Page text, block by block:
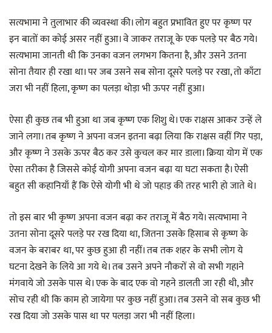
सत्यभामा ने तुलाभार की व्यवस्था की। लोग बहुत प्रभावित हुए पर कृष्ण पर
इन बातों का कोई असर नहीं हुआ। वे जाकर तराजू के एक पलड़े पर बैठ गये।
सत्यभामा जानती थी कि उनका वजन लगभग कितना है, और उसने उतना
सोना तैयार ही रखा था। पर जब उसने सब सोना दूसरे पलड़े पर रखा, तो काँटा
जरा भी नहीं हिला, कृष्ण का पलड़ा थोड़ा भी ऊपर नहीं हुआ।
ऐसा ही कुछ तब भी हुआ था जब कृष्ण एक शिशु थे। एक राक्षस आकर उन्हें ले
जाने लगा। तब कृष्ण ने अपना वजन इतना बढ़ा लिया कि राक्षस वहीं गिर पड़ा,
और कृष्ण ने उसके ऊपर बैठ कर उसे कुचल कर मार डाला। क्रिया योग में एक
ऐसा तरीका है जिससे कोई योगी अपना वजन बढ़ा या घटा सकता है। ऐसी
बहुत सी कहानियाँ हैं कि ऐसे योगी भी थे जो पहाड़ की तरह भारी हो जाते थे।
तो इस बार भी कृष्ण अपना वजन बढ़ा कर तराजू में बैठ गये। सत्यभामा ने
उतना सोना दूसरे पलड़े पर रख दिया था, जितना उसके हिसाब से कृष्ण के
वजन के बराबर था, पर कुछ हुआ ही नहीं। तब तक शहर के सभी लोग ये
घटना देखने के लिये आ गये थे। तब उसने अपने नौकरों से वो सभी गहIने
मंगवाये जो उसके पास थे। एक के बाद एक वो गहने डालती जा रही थी, और
सोच रही थी कि काम हो जायेगा पर कुछ नहीं हुआ। तब उसने वो सब कुछ भी
रख दिया जो उसके पास था पर पलड़ा जरा भी नहीं हिला।